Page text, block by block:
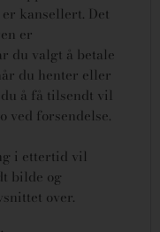
kansellert. Det
er
du valgt å betale
du henter eller
å få tilsendt vil
ved forsendelse.
i ettertid vil
bilde og
over.